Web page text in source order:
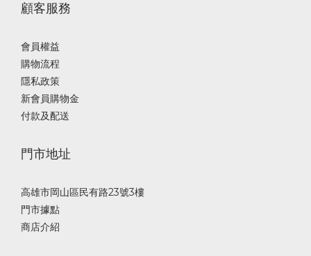
顧客服務
會員權益
購物流程
隱私政策
新會員購物金
付款及配送
門市地址
高雄市岡山區民有路23號3樓
門市據點
商店介紹